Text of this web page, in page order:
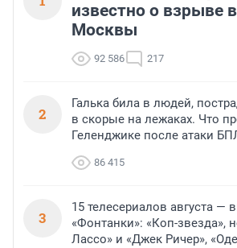
известно о взрыве
Москвы
92 586 217
2
Галька била в людей,
в скорые на лежаках. Что
Геленджике после атаки
86 415
3
15 телесериалов августа —
«Фонтанки»: «Коп-звезда»,
Лассо» и «Джек Ричер»,